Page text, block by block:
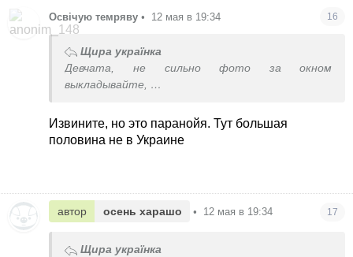
Освічую темряву • 12 мая в 19:34 16
Щира українка
Девчата, не сильно фото за окном
выкладывайте,
тем более уже написали, что к массированному
твари готовятся
Извините, но это паранойя. Тут большая
половина не в Украине
автор осень харашо • 12 мая в 19:34 17
Щира українка